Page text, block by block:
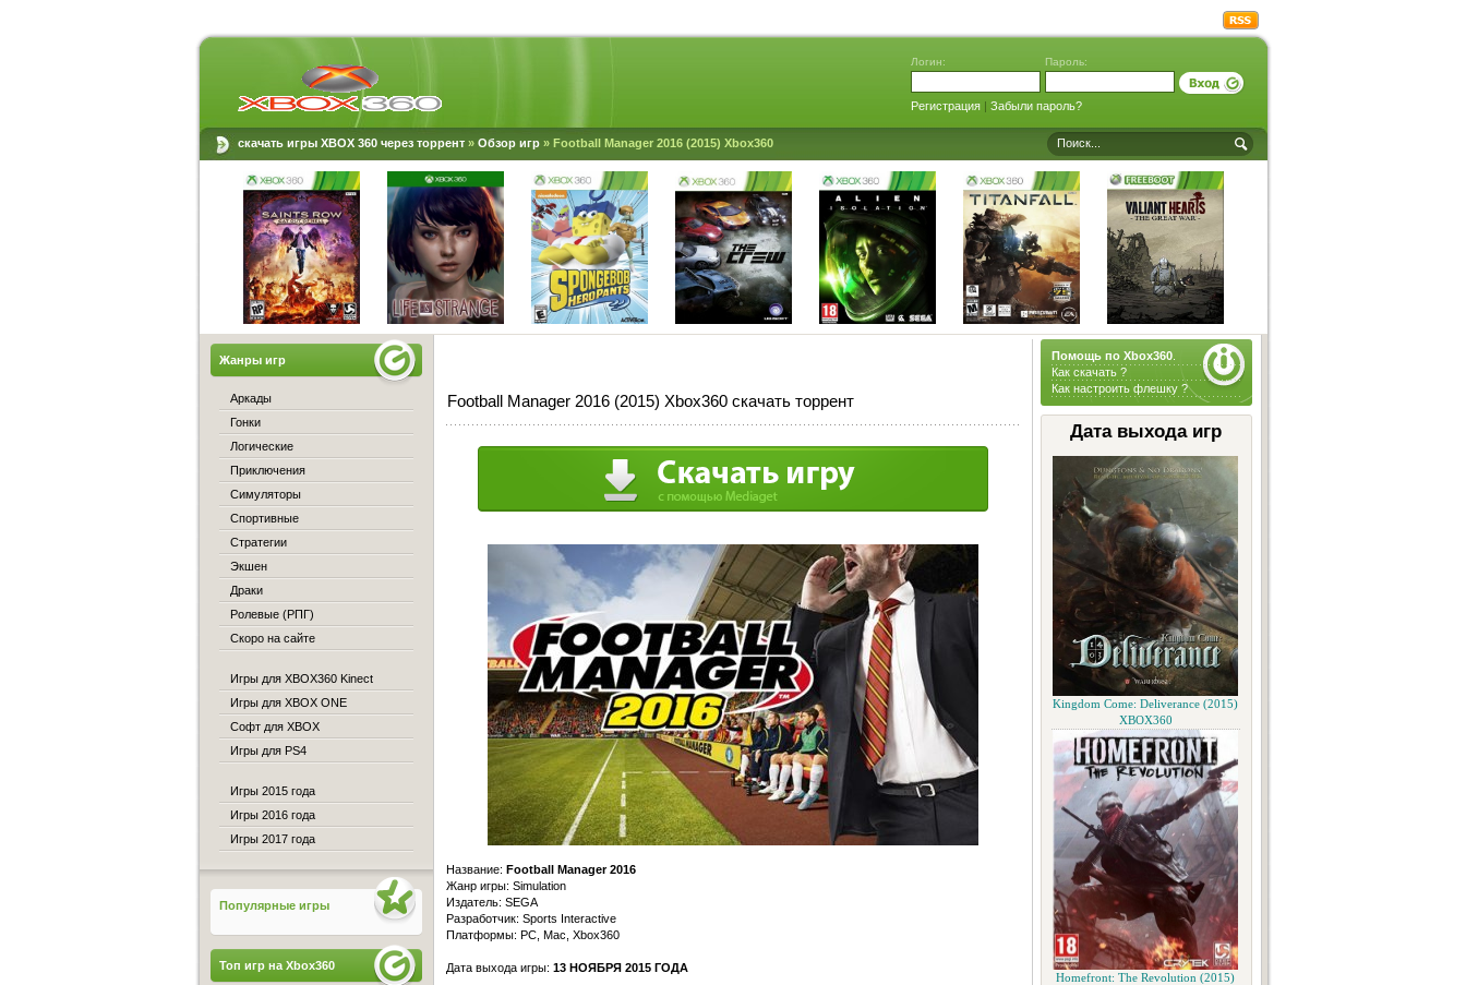
Логин: Пароль:
Регистрация| Забыли пароль?
скачать игры XBOX 360 через торрент» Обзор игр» Football Manager 2016 (2015) Xbox360
Помощь по Xbox360.
Как скачать ?
Как настроить флешку ?
Дата выхода игр
Kingdom Come: Deliverance (2015)
XBOX360
Homefront: The Revolution (2015)
Football Manager 2016 (2015) Xbox360 скачать торрент
Название: Football Manager 2016
Жанр игры: Simulation
Издатель: SEGA
Разработчик: Sports Interactive
Платформы: PC, Mac, Xbox360
Дата выхода игры: 13 НОЯБРЯ 2015 ГОДА
Жанры игр
Аркады
Гонки
Логические
Приключения
Симуляторы
Спортивные
Стратегии
Экшен
Драки
Ролевые (РПГ)
Скоро на сайте
Игры для XBOX360 Kinect
Игры для XBOX ONE
Софт для XBOX
Игры для PS4
Игры 2015 года
Игры 2016 года
Игры 2017 года
Популярные игры
Топ игр на Xbox360